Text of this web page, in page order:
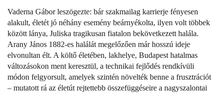
Vaderna Gábor leszögezte: bár szakmailag karrierje fényesen
alakult, életét jó néhány esemény beárnyékolta, ilyen volt többek
között lánya, Juliska tragikusan fiatalon bekövetkezett halála.
Arany János 1882-es halálát megelőzően már hosszú ideje
elvonultan élt. A költő életében, lakhelye, Budapest hatalmas
változásokon ment keresztül, a technikai fejlődés rendkívüli
módon felgyorsult, amelyek szintén növelték benne a frusztrációt
– mutatott rá az életút rejtettebb összefüggéseire a nagyszalontai